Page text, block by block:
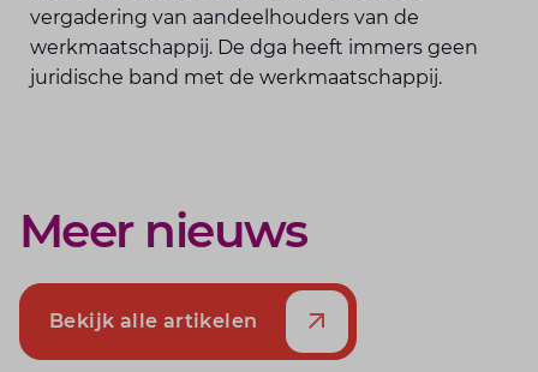
vergadering van aandeelhouders van de
werkmaatschappij. De dga heeft immers geen
juridische band met de werkmaatschappij.
Meer nieuws
Bekijk alle artikelen